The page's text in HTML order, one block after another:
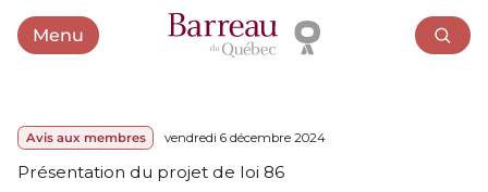
MenuOuvrir le menu
Avis aux membres vendredi 6 décembre 2024
Présentation du projet de loi 86